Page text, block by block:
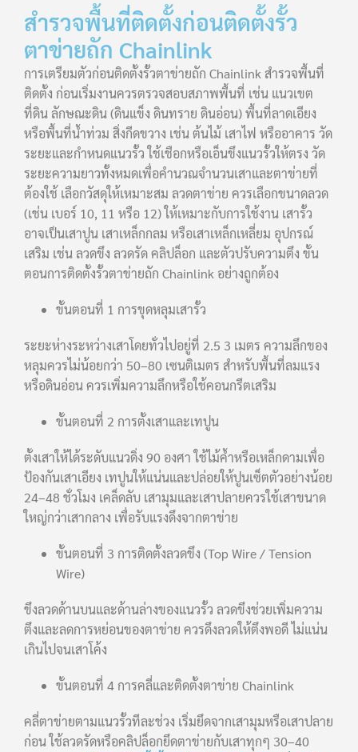
สำรวจพื้นที่ติดตั้งก่อนติดตั้งรั้ว
ตาข่ายถัก Chainlink
การเตรียมตัวก่อนติดตั้งรั้วตาข่ายถัก Chainlink สำรวจพื้นที่
ติดตั้ง ก่อนเริ่มงานควรตรวจสอบสภาพพื้นที่ เช่น แนวเขต
ที่ดิน ลักษณะดิน (ดินแข็ง ดินทราย ดินอ่อน) พื้นที่ลาดเอียง
หรือพื้นที่น้ำท่วม สิ่งกีดขวาง เช่น ต้นไม้ เสาไฟ หรืออาคาร วัด
ระยะและกำหนดแนวรั้ว ใช้เชือกหรือเอ็นขึงแนวรั้วให้ตรง วัด
ระยะความยาวทั้งหมดเพื่อคำนวณจำนวนเสาและตาข่ายที่
ต้องใช้ เลือกวัสดุให้เหมาะสม ลวดตาข่าย ควรเลือกขนาดลวด
(เช่น เบอร์ 10, 11 หรือ 12) ให้เหมาะกับการใช้งาน เสารั้ว
อาจเป็นเสาปูน เสาเหล็กกลม หรือเสาเหล็กเหลี่ยม อุปกรณ์
เสริม เช่น ลวดขึง ลวดรัด คลิปล็อก และตัวปรับความตึง ขั้น
ตอนการติดตั้งรั้วตาข่ายถัก Chainlink อย่างถูกต้อง
ขั้นตอนที่ 1 การขุดหลุมเสารั้ว
ระยะห่างระหว่างเสาโดยทั่วไปอยู่ที่ 2.5 3 เมตร ความลึกของ
หลุมควรไม่น้อยกว่า 50–80 เซนติเมตร สำหรับพื้นที่ลมแรง
หรือดินอ่อน ควรเพิ่มความลึกหรือใช้คอนกรีตเสริม
ขั้นตอนที่ 2 การตั้งเสาและเทปูน
ตั้งเสาให้ได้ระดับแนวดิ่ง 90 องศา ใช้ไม้ค้ำหรือเหล็กดามเพื่อ
ป้องกันเสาเอียง เทปูนให้แน่นและปล่อยให้ปูนเซ็ตตัวอย่างน้อย
24–48 ชั่วโมง เคล็ดลับ เสามุมและเสาปลายควรใช้เสาขนาด
ใหญ่กว่าเสากลาง เพื่อรับแรงดึงจากตาข่าย
ขั้นตอนที่ 3 การติดตั้งลวดขึง (Top Wire / Tension
Wire)
ขึงลวดด้านบนและด้านล่างของแนวรั้ว ลวดขึงช่วยเพิ่มความ
ตึงและลดการหย่อนของตาข่าย ควรดึงลวดให้ตึงพอดี ไม่แน่น
เกินไปจนเสาโค้ง
ขั้นตอนที่ 4 การคลี่และติดตั้งตาข่าย Chainlink
คลี่ตาข่ายตามแนวรั้วทีละช่วง เริ่มยึดจากเสามุมหรือเสาปลาย
ก่อน ใช้ลวดรัดหรือคลิปล็อกยึดตาข่ายกับเสาทุกๆ 30–40